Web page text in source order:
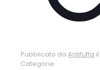
Pubblicato da Antifuffa il
Categorie